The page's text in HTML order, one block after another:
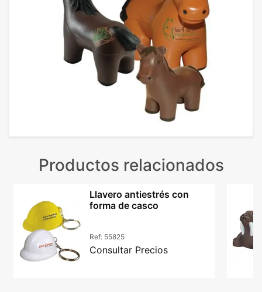
Productos relacionados
Llavero antiestrés con
forma de casco
Ref: 55825
Consultar Precios